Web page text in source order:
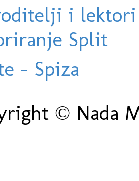
i
Split
- Spiza
© Nada